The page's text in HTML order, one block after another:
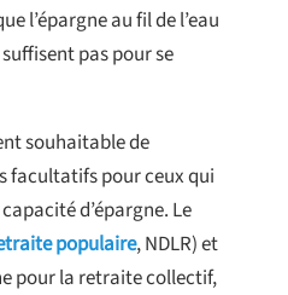
l’épargne au fil de l’eau
pas pour se
souhaitable de
facultatifs pour ceux qui
d’épargne. Le
populaire, NDLR) et
pour la retraite collectif,